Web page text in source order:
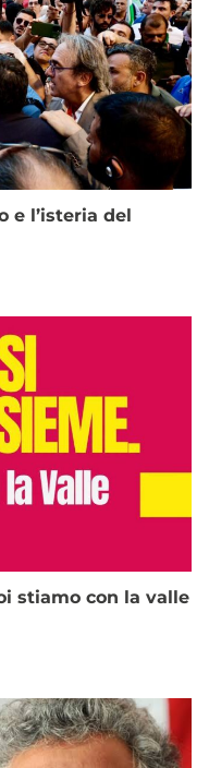
e l’isteria del
stiamo con la valle